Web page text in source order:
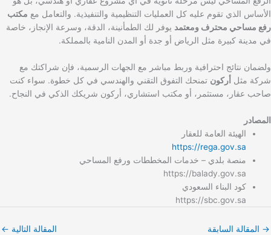
الأساس الذي تقوم عليه كل العمليات التنظيمية والتنفيذية. والتعامل مع مكتب
رفع مساحي محترف ومعتمد يوفر لك الطمأنينة، الدقة، وسرعة الإنجاز، خاصة
في مدينة كبيرة مثل الرياض أو جدة أو المدن النامية بالمملكة.
ولضمان نتائج احترافية وربط مباشر مع الجهات الرسمية، فإن شراكتك مع
شركة مثل أركون تمنحك التفوق التقني والهندسي في كل خطوة. سواء كنت
صاحب عقار، مستثمر، أو مكتب استشاري، أركون شريكك الذكي في النجاح.
المصادر
الهيئة العامة للعقار
https://rega.gov.sa
منصة بلدي – خدمات المخططات ورفع المساحي
https://balady.gov.sa
كود البناء السعودي
https://sbc.gov.sa
→ المقالة السابقة المقالة التالية ←